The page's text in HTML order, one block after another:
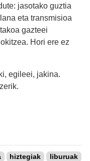
jasotako guztia
eta transmisioa
gazteei
Hori ere ez
egileei, jakina.
hiztegiak liburuak